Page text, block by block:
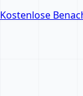
Kostenlose